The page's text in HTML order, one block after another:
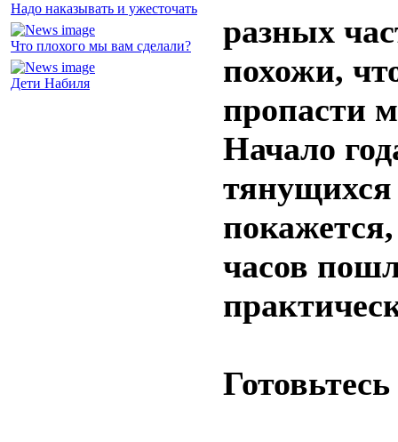
Надо наказывать и ужесточать
Что плохого мы вам сделали?
Дети Набиля
разных
похожи,
пропасти
Начало
тянущихся
часов